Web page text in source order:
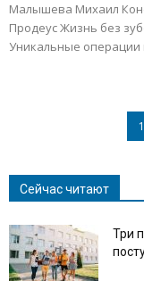
Малышева Михаил
Продеус Жизнь без
Уникальные
1
Сейчас читают
Три